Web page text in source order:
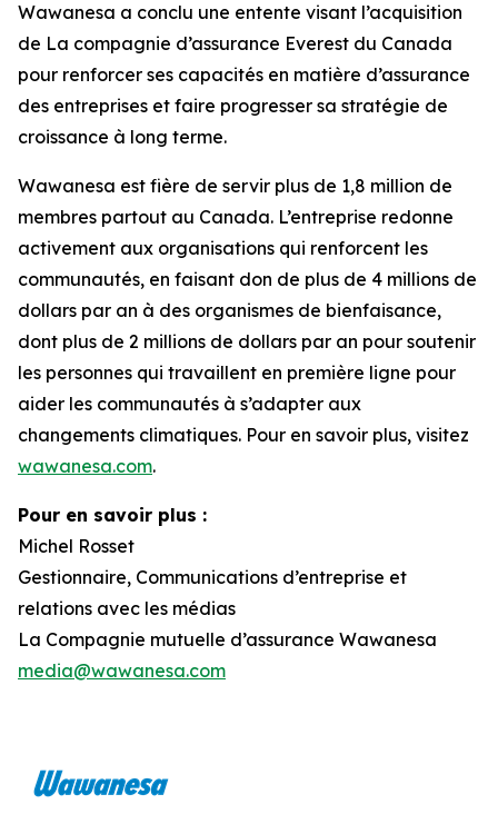
Wawanesa a conclu une entente visant l’acquisition
de La compagnie d’assurance Everest du Canada
pour renforcer ses capacités en matière d’assurance
des entreprises et faire progresser sa stratégie de
croissance à long terme.
Wawanesa est fière de servir plus de 1,8 million de
membres partout au Canada. L’entreprise redonne
activement aux organisations qui renforcent les
communautés, en faisant don de plus de 4 millions de
dollars par an à des organismes de bienfaisance,
dont plus de 2 millions de dollars par an pour soutenir
les personnes qui travaillent en première ligne pour
aider les communautés à s’adapter aux
changements climatiques. Pour en savoir plus, visitez
wawanesa.com.
Pour en savoir plus :
Michel Rosset
Gestionnaire, Communications d’entreprise et
relations avec les médias
La Compagnie mutuelle d’assurance Wawanesa
media@wawanesa.com